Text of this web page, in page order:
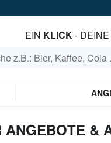
EIN KLICK- DEINE
&